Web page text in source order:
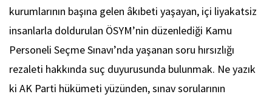
kurumlarının başına gelen âkıbeti yaşayan, içi liyakatsiz
insanlarla doldurulan ÖSYM’nin düzenlediği Kamu
Personeli Seçme Sınavı’nda yaşanan soru hırsızlığı
rezaleti hakkında suç duyurusunda bulunmak. Ne yazık
ki AK Parti hükümeti yüzünden, sınav sorularının